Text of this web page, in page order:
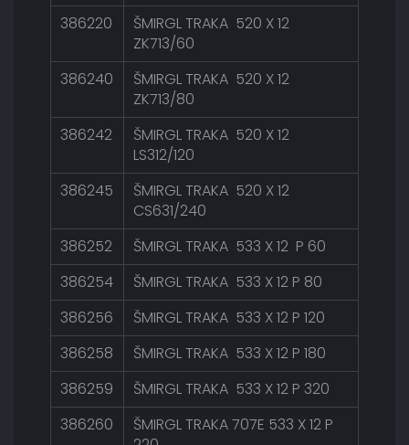
386220
ŠMIRGL TRAKA 520 X 12
ZK713/60
386240
ŠMIRGL TRAKA 520 X 12
ZK713/80
386242
ŠMIRGL TRAKA 520 X 12
LS312/120
386245
ŠMIRGL TRAKA 520 X 12
CS631/240
386252
ŠMIRGL TRAKA 533 X 12 P 60
386254
ŠMIRGL TRAKA 533 X 12 P 80
386256
ŠMIRGL TRAKA 533 X 12 P 120
386258
ŠMIRGL TRAKA 533 X 12 P 180
386259
ŠMIRGL TRAKA 533 X 12 P 320
386260
ŠMIRGL TRAKA 707E 533 X 12 P